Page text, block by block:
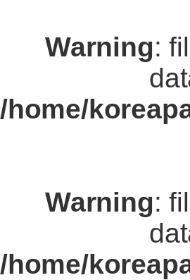
Warning:
/home/
Warning:
/home/